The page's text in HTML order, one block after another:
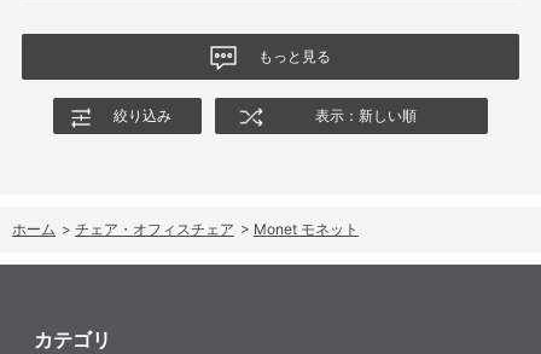
もっと見る
絞り込み 表示：新しい順
ホーム > チェア・オフィスチェア > Monet モネット
カテゴリ